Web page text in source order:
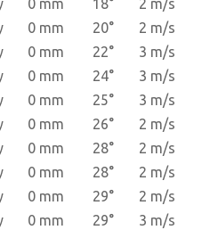
0 mm 18°
2 m/s
0 mm 20°
2 m/s
0 mm 22°
3 m/s
0 mm 24°
3 m/s
0 mm 25°
3 m/s
0 mm 26°
2 m/s
0 mm 28°
2 m/s
0 mm 28°
2 m/s
0 mm 29°
2 m/s
0 mm 29°
3 m/s